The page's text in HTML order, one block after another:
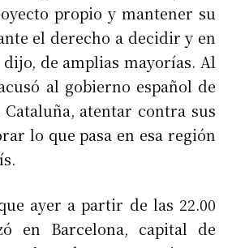
propio y mantener su
el derecho a decidir y en
de amplias mayorías. Al
al gobierno español de
atentar contra sus
lo que pasa en esa región
ayer a partir de las 22.00
en Barcelona, capital de